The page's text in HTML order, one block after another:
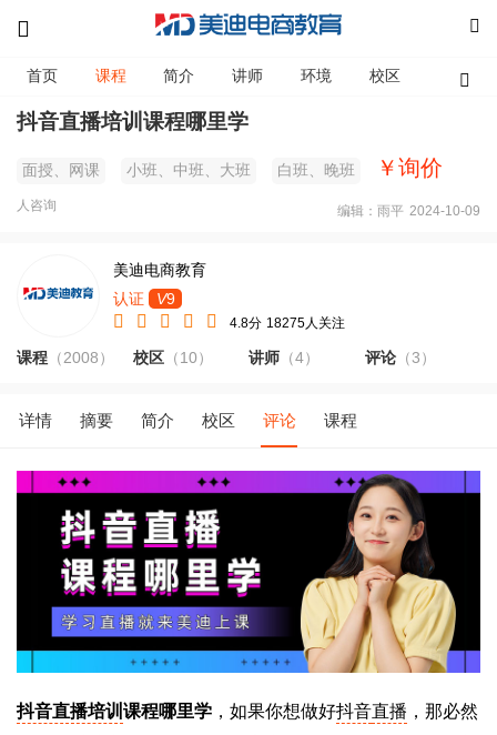
首页 课程 简介 讲师 环境 校区 资讯
抖音直播培训课程哪里学
面授、网课 小班、中班、大班 白班、晚班 ￥询价
人咨询 2024-10-09
编辑：雨平
美迪电商教育
认证
V9
4.8分 18275人关注
课程 （2008） 校区（10） 讲师 （4） 评论（3）
详情 摘要 简介 校区 评论 课程
抖音直播培训 课程哪里学 ，如果你想做好抖音直播 ，那必然